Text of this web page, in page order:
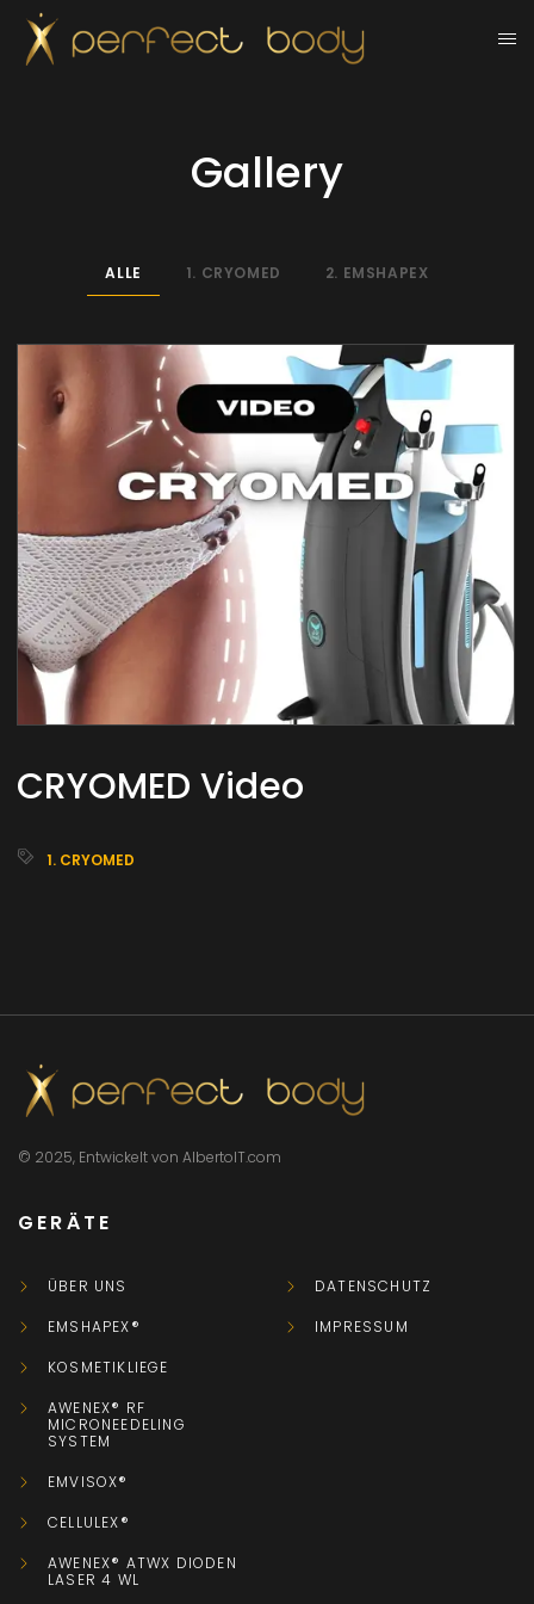
Gallery
ALLE 1. CRYOMED 2. EMSHAPEX
CRYOMED Video
1. CRYOMED
© 2025, Entwickelt von AlbertoIT.com
GERÄTE
ÜBER UNS
EMSHAPEX®
KOSMETIKLIEGE
AWENEX® RF
MICRONEEDELING
SYSTEM
EMVISOX®
CELLULEX®
AWENEX® ATWX DIODEN
LASER 4 WL
DATENSCHUTZ
IMPRESSUM